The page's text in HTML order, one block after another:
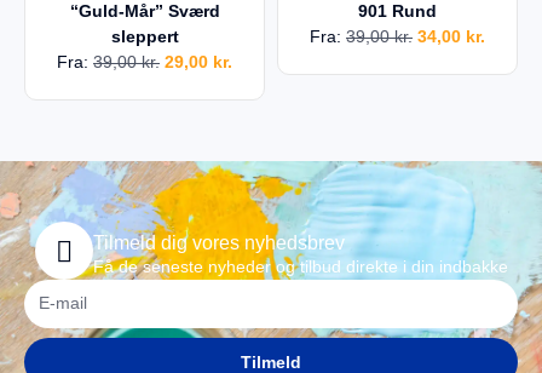
“Guld-Mår” Sværd
sleppert
Fra: 39,00kr. 29,00 kr.
901 Rund
Fra: 39,00kr. 34,00 kr.
Tilmeld dig vores nyhedsbrev
Få de seneste nyheder og tilbud direkte i din indbakke
Tilmeld